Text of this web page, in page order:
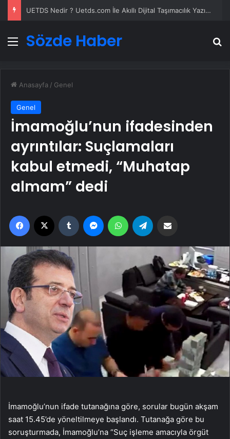
Datahost İle Güvenilir Sunucu Hizmetleri
Menü
Sözde Haber
Anasayfa / Genel
Genel
İmamoğlu’nun ifadesinden
ayrıntılar: Suçlamaları
kabul etmedi, “Muhatap
almam” dedi
Facebook Tumblr MessengerWhatsApp
İmamoğlu’nun ifade tutanağına göre, sorular bugün akşam
saat 15.45’de yöneltilmeye başlandı. Tutanağa göre bu
soruşturmada, İmamoğlu’na “Suç işleme amacıyla örgüt